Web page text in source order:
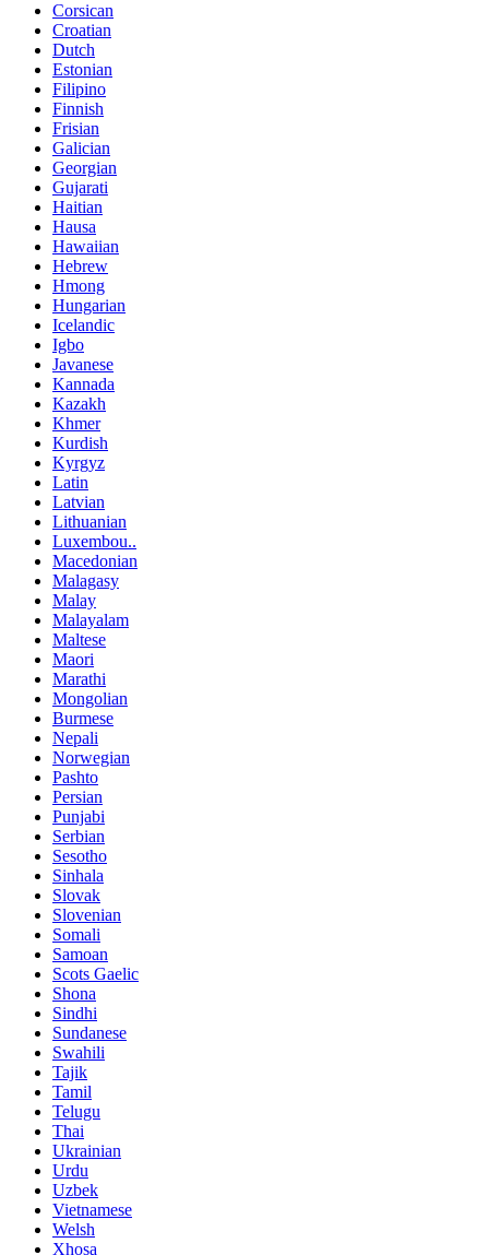
Corsican
Croatian
Dutch
Estonian
Filipino
Finnish
Frisian
Galician
Georgian
Gujarati
Haitian
Hausa
Hawaiian
Hebrew
Hmong
Hungarian
Icelandic
Igbo
Javanese
Kannada
Kazakh
Khmer
Kurdish
Kyrgyz
Latin
Latvian
Lithuanian
Luxembou..
Macedonian
Malagasy
Malay
Malayalam
Maltese
Maori
Marathi
Mongolian
Burmese
Nepali
Norwegian
Pashto
Persian
Punjabi
Serbian
Sesotho
Sinhala
Slovak
Slovenian
Somali
Samoan
Scots Gaelic
Shona
Sindhi
Sundanese
Swahili
Tajik
Tamil
Telugu
Thai
Ukrainian
Urdu
Uzbek
Vietnamese
Welsh
Xhosa